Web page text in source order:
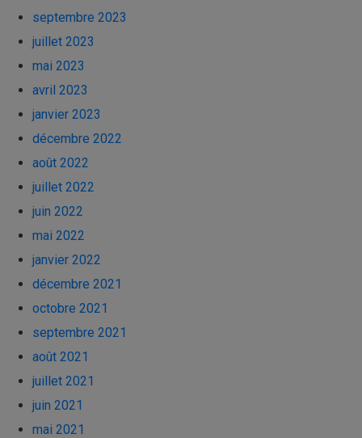
septembre 2023
juillet 2023
mai 2023
avril 2023
janvier 2023
décembre 2022
août 2022
juillet 2022
juin 2022
mai 2022
janvier 2022
décembre 2021
octobre 2021
septembre 2021
août 2021
juillet 2021
juin 2021
mai 2021